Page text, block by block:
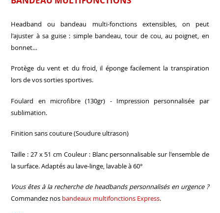
Headband ou bandeau multi-fonctions extensibles, on peut
l'ajuster à sa guise : simple bandeau, tour de cou, au poignet, en
bonnet…
Protège du vent et du froid, il éponge facilement la transpiration
lors de vos sorties sportives.
Foulard en microfibre (130gr) - Impression personnalisée par
sublimation.
Finition sans couture (Soudure ultrason)
Taille : 27 x 51 cm Couleur : Blanc personnalisable sur l'ensemble de
la surface. Adaptés au lave-linge, lavable à 60°
Vous êtes à la recherche de headbands personnalisés en urgence ?
Commandez nos bandeaux multifonctions Express.